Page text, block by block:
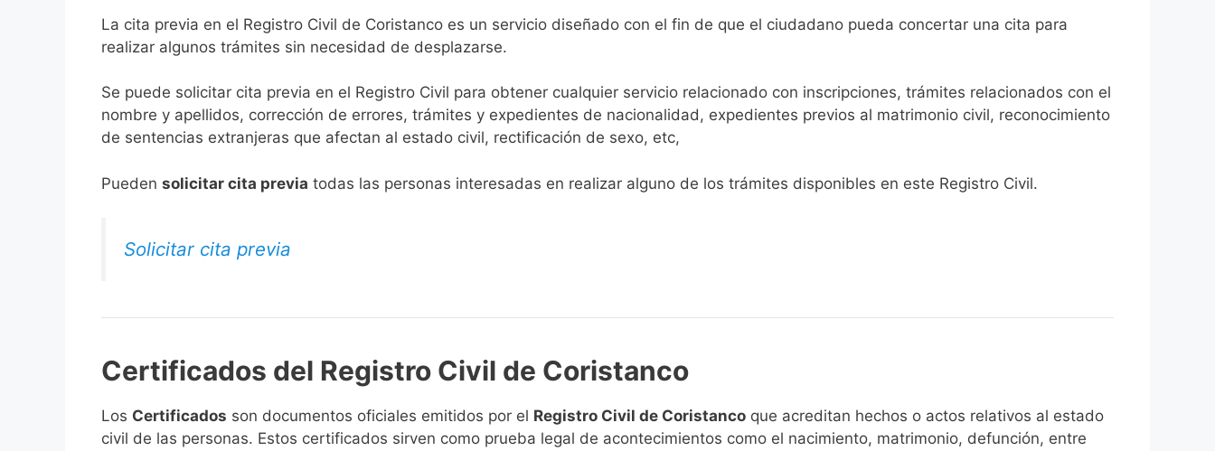
​​​​​​​​​​​​​​​​​​​​​​​​​​​​La cita previa en el Registro Civil de Coristanco es un servicio diseñado con el fin de que el ciudadano pueda concertar una cita para
realizar algunos trámites sin necesidad de desplazarse.​
Se puede solicitar cita previa en el Registro Civil para obtener cualquier servicio relacionado con inscripciones, trámites relacionados con el
nombre y apellidos, corrección de errores, trámites y expedientes de nacionalidad, expedientes previos al matrimonio civil, reconocimiento
de sentencias extranjeras que afectan al estado civil, rectificación de sexo, etc,
​Pueden solicitar cita previa todas las personas interesadas en realizar alguno de los trámites disponibles en este Registro Civil.​
Solicitar cita previa
Certificados del Registro Civil de Coristanco
Los Certificados son documentos oficiales emitidos por el Registro Civil de Coristanco que acreditan hechos o actos relativos al estado
civil de las personas. Estos certificados sirven como prueba legal de acontecimientos como el nacimiento, matrimonio, defunción, entre